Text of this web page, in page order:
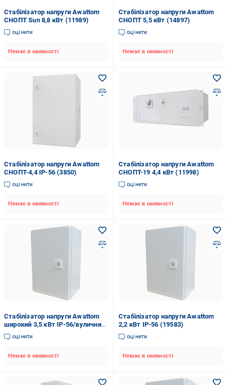
Стабілізатор напруги Awattom
СНОПТ Sun 8,8 кВт (11989)
оцінити
Немає в наявності
Стабілізатор напруги Awattom
СНОПТ 5,5 кВт (14897)
оцінити
Немає в наявності
Стабілізатор напруги Awattom
СНОПТ-4,4 IP-56 (3850)
оцінити
Немає в наявності
Стабілізатор напруги Awattom
СНОПТ-19 4,4 кВт (11998)
оцінити
Немає в наявності
Стабілізатор напруги Awattom
широкий 3,5 кВт IP-56/вуличний
(19584)
оцінити
Немає в наявності
Стабілізатор напруги Awattom
2,2 кВт IP-56 (19583)
оцінити
Немає в наявності